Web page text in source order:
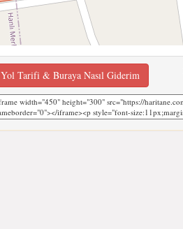
Yol Tarifi & Buraya Nasıl Giderim